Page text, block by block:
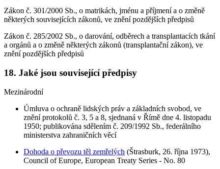
Zákon č. 301/2000 Sb., o matrikách, jménu a příjmení a o změně
některých souvisejících zákonů, ve znění pozdějších předpisů
Zákon č. 285/2002 Sb., o darování, odběrech a transplantacích tkání
a orgánů a o změně některých zákonů (transplantační zákon), ve
znění pozdějších předpisů
18. Jaké jsou související předpisy
Mezinárodní
Úmluva o ochraně lidských práv a základních svobod, ve
znění protokolů č. 3, 5 a 8, sjednaná v Římě dne 4. listopadu
1950; publikována sdělením č. 209/1992 Sb., federálního
ministerstva zahraničních věcí
Dohoda o převozu těl zemřelých (Štrasburk, 26. října 1973),
Council of Europe, European Treaty Series - No. 80